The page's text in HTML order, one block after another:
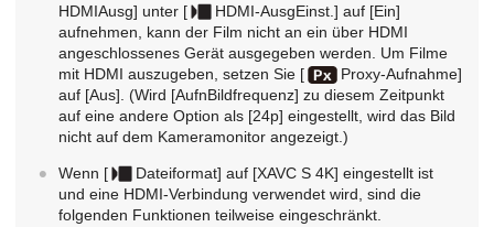
HDMIAusg] unter [ HDMI-AusgEinst.] auf [Ein]
aufnehmen , kann der Film nicht an ein über HDMI
angeschlossenes Gerät ausgegeben werden. Um Filme
mit HDMI auszugeben, setzen Sie [
Proxy-Aufnahme]
auf [Aus] . (Wird [AufnBildfrequenz] zu diesem Zeitpunkt
auf eine andere Option als [24p] eingestellt, wird das Bild
nicht auf dem Kameramonitor angezeigt.)
Wenn [ Dateiformat] auf [XAVC S 4K] eingestellt ist
und eine HDMI-Verbindung verwendet wird, sind die
folgenden Funktionen teilweise eingeschränkt.